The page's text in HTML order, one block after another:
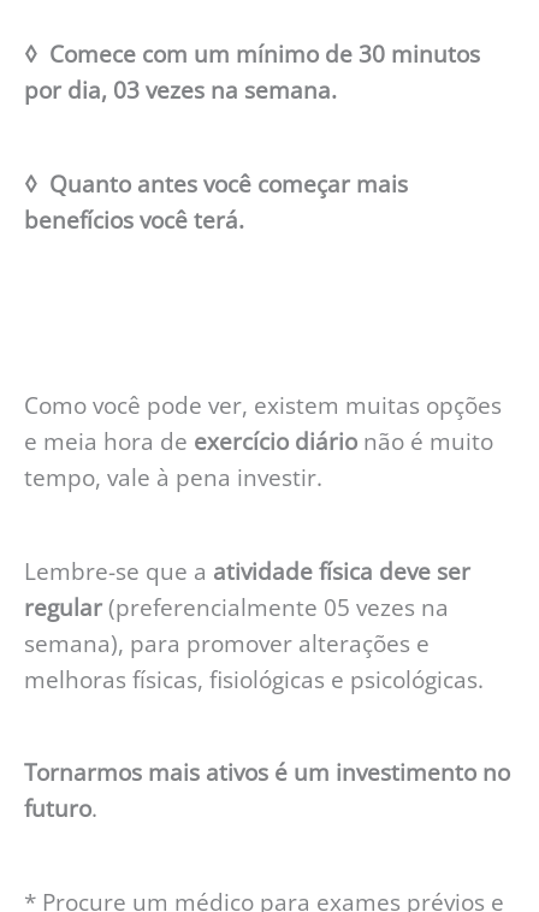
◊ Comece com um mínimo de 30 minutos
por dia, 03 vezes na semana.
◊ Quanto antes você começar mais
benefícios você terá.
Como você pode ver, existem muitas opções
e meia hora de exercício diário não é muito
tempo, vale à pena investir.
Lembre-se que a atividade física deve ser
regular (preferencialmente 05 vezes na
semana), para promover alterações e
melhoras físicas, fisiológicas e psicológicas.
Tornarmos mais ativos é um investimento no
futuro.
* Procure um médico para exames prévios e